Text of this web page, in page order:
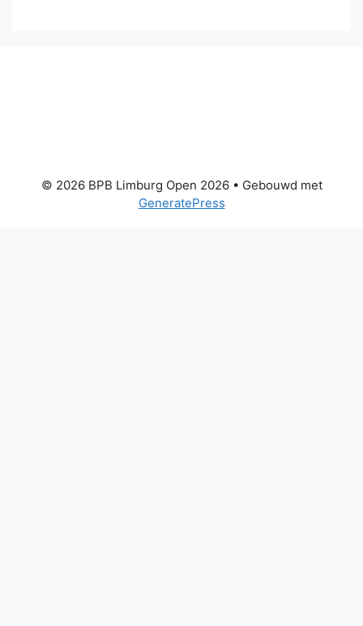
© 2026 BPB Limburg Open 2026• Gebouwd met
GeneratePress